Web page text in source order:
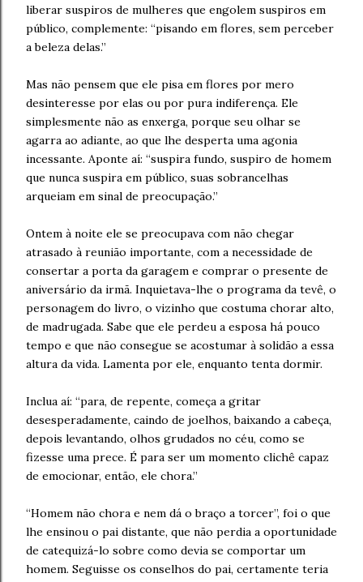
liberar suspiros de mulheres que engolem suspiros em
público, complemente: “pisando em flores, sem perceber
a beleza delas.”
Mas não pensem que ele pisa em flores por mero
desinteresse por elas ou por pura indiferença. Ele
simplesmente não as enxerga, porque seu olhar se
agarra ao adiante, ao que lhe desperta uma agonia
incessante. Aponte aí: “suspira fundo, suspiro de homem
que nunca suspira em público, suas sobrancelhas
arqueiam em sinal de preocupação.”
Ontem à noite ele se preocupava com não chegar
atrasado à reunião importante, com a necessidade de
consertar a porta da garagem e comprar o presente de
aniversário da irmã. Inquietava-lhe o programa da tevê, o
personagem do livro, o vizinho que costuma chorar alto,
de madrugada. Sabe que ele perdeu a esposa há pouco
tempo e que não consegue se acostumar à solidão a essa
altura da vida. Lamenta por ele, enquanto tenta dormir.
Inclua aí: “para, de repente, começa a gritar
desesperadamente, caindo de joelhos, baixando a cabeça,
depois levantando, olhos grudados no céu, como se
fizesse uma prece. É para ser um momento clichê capaz
de emocionar, então, ele chora.”
“Homem não chora e nem dá o braço a torcer”, foi o que
lhe ensinou o pai distante, que não perdia a oportunidade
de catequizá-lo sobre como devia se comportar um
homem. Seguisse os conselhos do pai, certamente teria